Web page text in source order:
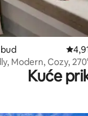
Modern, Cozy,
Kuće